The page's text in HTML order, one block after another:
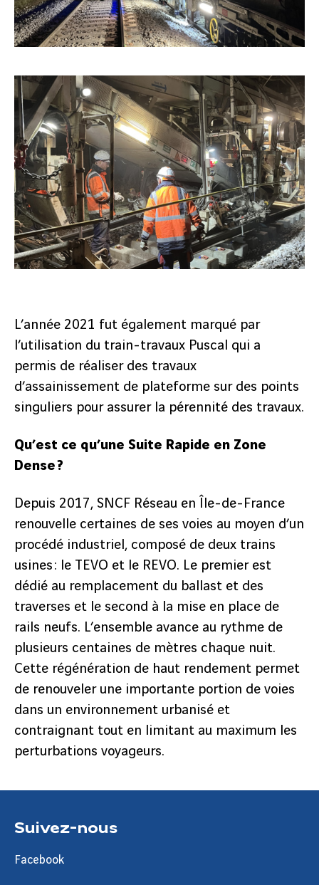
L’année 2021 fut également marqué par
l’utilisation du train-travaux Puscal qui a
permis de réaliser des travaux
d’assainissement de plateforme sur des points
singuliers pour assurer la pérennité des travaux.
Qu’est ce qu’une Suite Rapide en Zone
Dense ?
Depuis 2017, SNCF Réseau en Île-de-France
renouvelle certaines de ses voies au moyen d’un
procédé industriel, composé de deux trains
usines : le TEVO et le REVO. Le premier est
dédié au remplacement du ballast et des
traverses et le second à la mise en place de
rails neufs. L’ensemble avance au rythme de
plusieurs centaines de mètres chaque nuit.
Cette régénération de haut rendement permet
de renouveler une importante portion de voies
dans un environnement urbanisé et
contraignant tout en limitant au maximum les
perturbations voyageurs.
Suivez-nous
Facebook